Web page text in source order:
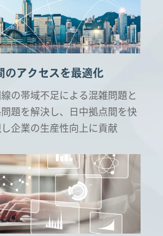
のアクセスを最適化
の帯域不足による混雑問題と
題を解決し、日中拠点間を快
企業の生産性向上に貢献